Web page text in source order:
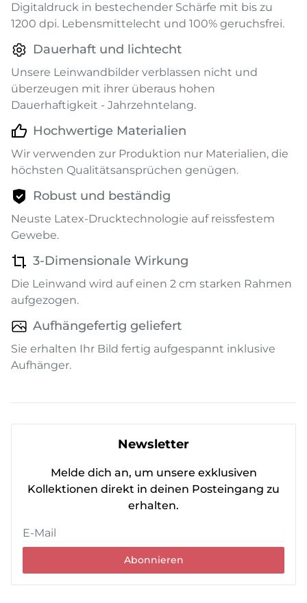
Digitaldruck in bestechender Schärfe mit bis zu
1200 dpi. Lebensmittelecht und 100% geruchsfrei.
Dauerhaft und lichtecht
Unsere Leinwandbilder verblassen nicht und
überzeugen mit ihrer überaus hohen
Dauerhaftigkeit - Jahrzehntelang.
Hochwertige Materialien
Wir verwenden zur Produktion nur Materialien, die
höchsten Qualitätsansprüchen genügen.
Robust und beständig
Neuste Latex-Drucktechnologie auf reissfestem
Gewebe.
3-Dimensionale Wirkung
Die Leinwand wird auf einen 2 cm starken Rahmen
aufgezogen.
Aufhängefertig geliefert
Sie erhalten Ihr Bild fertig aufgespannt inklusive
Aufhänger.
Newsletter
Melde dich an, um unsere exklusiven
Kollektionen direkt in deinen Posteingang zu
erhalten.
Abonnieren